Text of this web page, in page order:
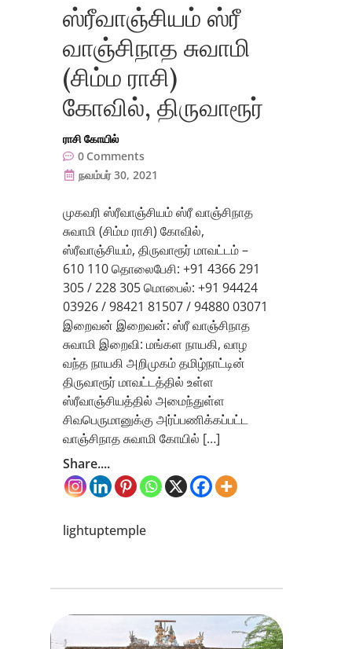
ஸ்ரீவாஞ்சியம் ஸ்ரீ
வாஞ்சிநாத சுவாமி
(சிம்ம ராசி)
கோவில், திருவாரூர்
ராசி கோயில்
0 Comments
நவம்பர் 30, 2021
முகவரி ஸ்ரீவாஞ்சியம் ஸ்ரீ வாஞ்சிநாத
சுவாமி (சிம்ம ராசி) கோவில்,
ஸ்ரீவாஞ்சியம், திருவாரூர் மாவட்டம் –
610 110 தொலைபேசி: +91 4366 291
305 / 228 305 மொபைல்: +91 94424
03926 / 98421 81507 / 94880 03071
இறைவன் இறைவன்: ஸ்ரீ வாஞ்சிநாத
சுவாமி இறைவி: மங்கள நாயகி, வாழ
வந்த நாயகி அறிமுகம் தமிழ்நாட்டின்
திருவாரூர் மாவட்டத்தில் உள்ள
ஸ்ரீவாஞ்சியத்தில் அமைந்துள்ள
சிவபெருமானுக்கு அர்ப்பணிக்கப்பட்ட
வாஞ்சிநாத சுவாமி கோயில் […]
Share....
lightuptemple